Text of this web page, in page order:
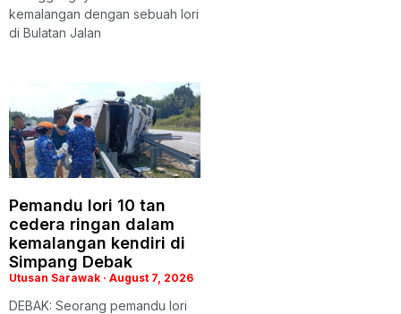
kemalangan dengan sebuah lori
di Bulatan Jalan
Pemandu lori 10 tan
cedera ringan dalam
kemalangan kendiri di
Simpang Debak
Utusan Sarawak August 7, 2026
DEBAK: Seorang pemandu lori